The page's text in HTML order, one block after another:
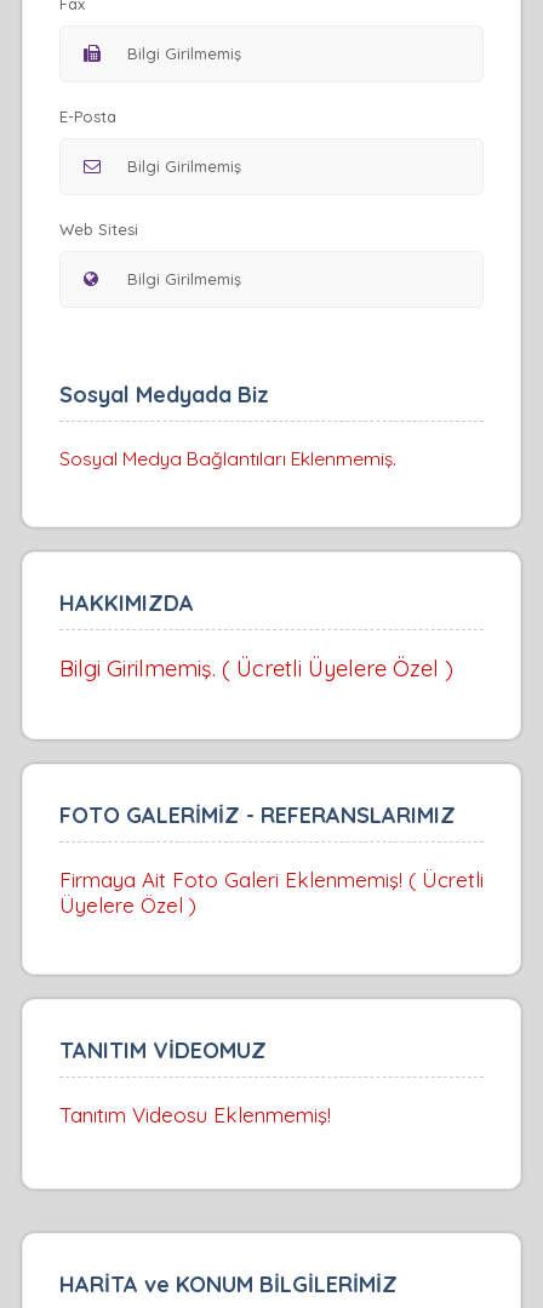
Fax
E-Posta
Web Sitesi
Sosyal Medyada Biz
Sosyal Medya Bağlantıları Eklenmemiş.
HAKKIMIZDA
Bilgi Girilmemiş. ( Ücretli Üyelere Özel )
FOTO GALERİMİZ - REFERANSLARIMIZ
Firmaya Ait Foto Galeri Eklenmemiş! ( Ücretli
Üyelere Özel )
TANITIM VİDEOMUZ
Tanıtım Videosu Eklenmemiş!
HARİTA ve KONUM BİLGİLERİMİZ